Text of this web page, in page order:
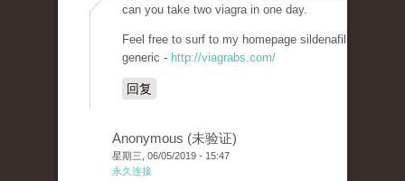
can you take two viagra in one day.
Feel free to surf to my homepage sildenafil
generic - http://viagrabs.com/
回复
Anonymous (未验证)
星期三, 06/05/2019 - 15:47
永久连接